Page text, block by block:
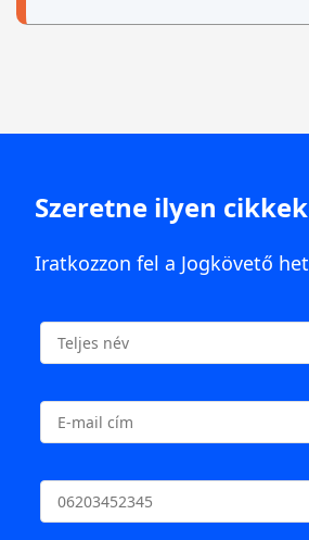
Szeretne ilyen
Iratkozzon fel a Jogkövető